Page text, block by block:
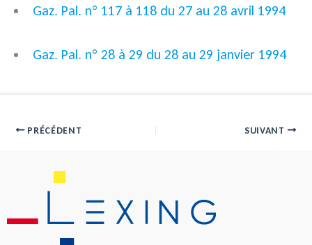
Gaz. Pal. n° 117 à 118 du 27 au 28 avril 1994
Gaz. Pal. n° 28 à 29 du 28 au 29 janvier 1994
PRÉCÉDENT SUIVANT